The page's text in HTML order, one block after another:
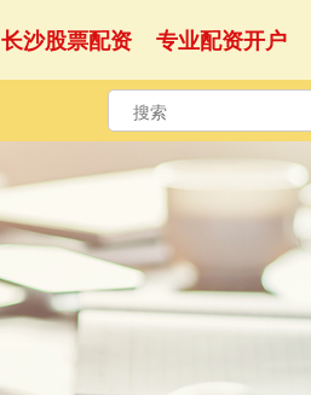
长沙股票配资 专业配资开户